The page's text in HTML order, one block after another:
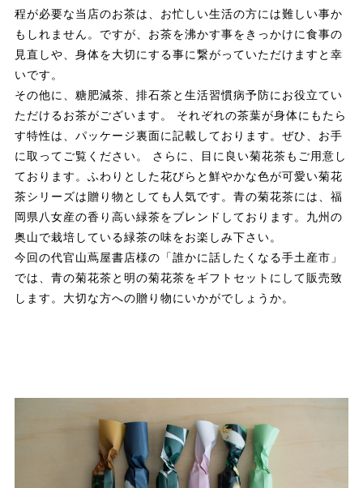
程が必要な当店のお茶は、お忙しい生活の方には難しい事か
もしれません。ですが、お茶を沸かす事をきっかけに食事の
見直しや、身体を大切にする事に繋がっていただけますと幸
いです。
その他に、糖肥減茶、排石茶と生活習慣病予防にお役立てい
ただけるお茶がございます。 それぞれの茶葉が身体にもたら
す特性は、パッケージ裏面に記載しております。ぜひ、お手
に取ってご覧ください。 さらに、目に良い菊花茶もご用意し
ております。ふわりとした花びらと鮮やかな色が可愛い菊花
茶シリーズは贈り物としても人気です。青の菊花茶には、福
岡県八女産の香り高い緑茶をブレンドしております。九州の
奥山で栽培している緑茶の味をお楽しみ下さい。
今回の代官山蔦屋書店様の「誰かに話したくなる手土産市」
では、青の菊花茶と明の菊花茶をギフトセットにして販売致
します。大切な方への贈り物にいかがでしょうか。